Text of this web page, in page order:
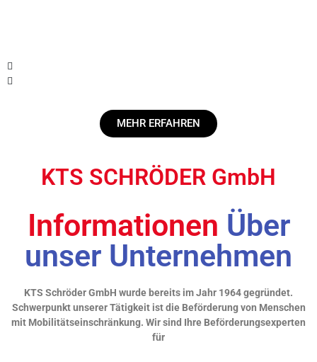
MEHR ERFAHREN
KTS SCHRÖDER GmbH
Informationen Über
unser Unternehmen
KTS Schröder GmbH wurde bereits im Jahr 1964 gegründet.
Schwerpunkt unserer Tätigkeit ist die Beförderung von Menschen
mit Mobilitätseinschränkung. Wir sind Ihre Beförderungsexperten
für